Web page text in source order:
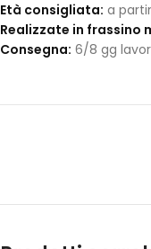
Età consigliata: a
Realizzate in frassino
Consegna: 6/8 gg